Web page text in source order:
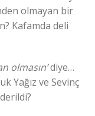
olmayan bir
Kafamda deli
olmasın’diye…
Yağız ve Sevinç